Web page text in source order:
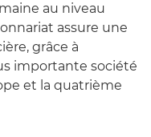
au niveau
assure une
grâce à
importante société
et la quatrième